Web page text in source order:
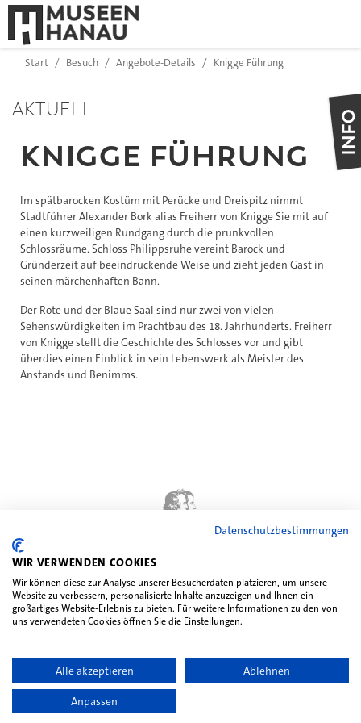
Start Besuch Angebote-Details Knigge Führung
AKTUELL
KNIGGE FÜHRUNG
Im spätbarocken Kostüm mit Perücke und Dreispitz nimmt
Stadtführer Alexander Bork alias Freiherr von Knigge Sie mit auf
einen kurzweiligen Rundgang durch die prunkvollen
Schlossräume. Schloss Philippsruhe vereint Barock und
Gründerzeit auf beeindruckende Weise und zieht jeden Gast in
seinen märchenhaften Bann.
Der Rote und der Blaue Saal sind nur zwei von vielen
Sehenswürdigkeiten im Prachtbau des 18. Jahrhunderts. Freiherr
von Knigge stellt die Geschichte des Schlosses vor und gibt
überdies einen Einblick in sein Lebenswerk als Meister des
Anstands und Benimms.
Cookie-Einstellungen
Copyright © 2026 Museen Hanau
Datenschutzbestimmungen
WIR VERWENDEN COOKIES
Wir können diese zur Analyse unserer Besucherdaten platzieren, um unsere
Website zu verbessern, personalisierte Inhalte anzuzeigen und Ihnen ein
großartiges Website-Erlebnis zu bieten. Für weitere Informationen zu den von
uns verwendeten Cookies öffnen Sie die Einstellungen.
Alle akzeptieren Ablehnen
Anpassen